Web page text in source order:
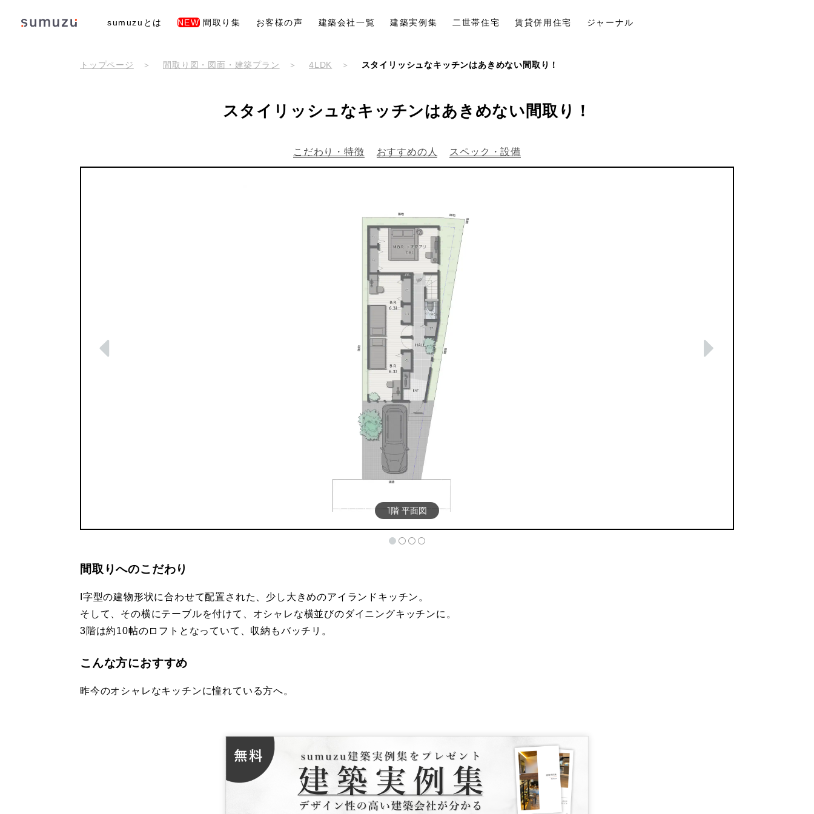
sumuzuとは NEW間取り集 お客様の声 建築会社一覧 建築実例集 二世帯住宅 賃貸併用住宅 ジャーナル
トップページ 間取り図・図面・建築プラン 4LDK スタイリッシュなキッチンはあきめない間取り！
スタイリッシュなキッチンはあきめない間取り！
こだわり・特徴 おすすめの人 スペック・設備
1階 平面図
間取りへのこだわり
I字型の建物形状に合わせて配置された、少し大きめのアイランドキッチン。
そして、その横にテーブルを付けて、オシャレな横並びのダイニングキッチンに。
3階は約10帖のロフトとなっていて、収納もバッチリ。
こんな方におすすめ
昨今のオシャレなキッチンに憧れている方へ。